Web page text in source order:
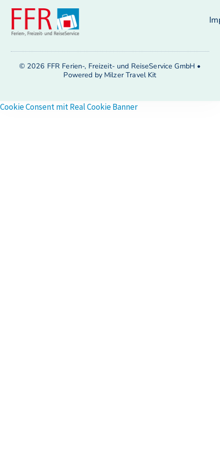
© 2026 FFR Ferien-, Freizeit- und ReiseService GmbH •
Powered by Milzer Travel Kit
Cookie Consent mit Real Cookie Banner